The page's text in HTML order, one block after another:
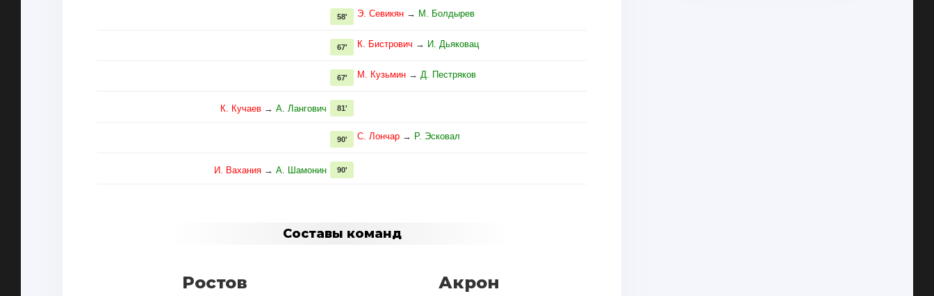
Э. Севикян → М. Болдырев
58'
К. Бистрович → И. Дьяковац
67'
М. Кузьмин → Д. Пестряков
67'
К. Кучаев → А. Лангoвич 81'
С. Лончар → Р. Эсковал
90'
И. Вахания → А. Шамонин 90'
Составы команд
Ростов Акрон